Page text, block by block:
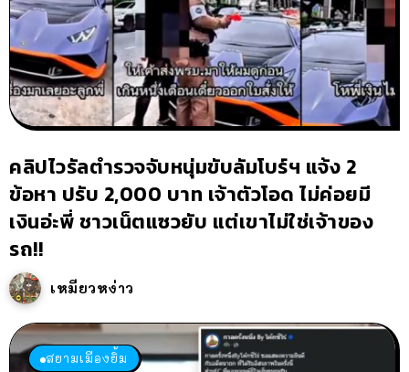
คลิปไวรัลตำรวจจับหนุ่มขับลัมโบร์ฯ แจ้ง 2
ข้อหา ปรับ 2,000 บาท เจ้าตัวโอด ไม่ค่อยมี
เงินอ่ะพี่ ชาวเน็ตแซวยับ แต่เขาไม่ใช่เจ้าของ
รถ!!
เหมียวหง่าว
สยามเมืองยิ้ม